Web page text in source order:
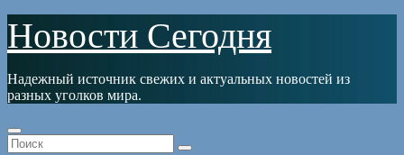
Перейти
содержимому
Новости Сегодня
Надежный источник свежих и актуальных новостей из
разных уголков мира.